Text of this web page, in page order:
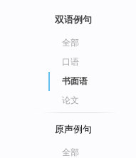
双语例句
全部
口语
书面语
论文
原声例句
全部